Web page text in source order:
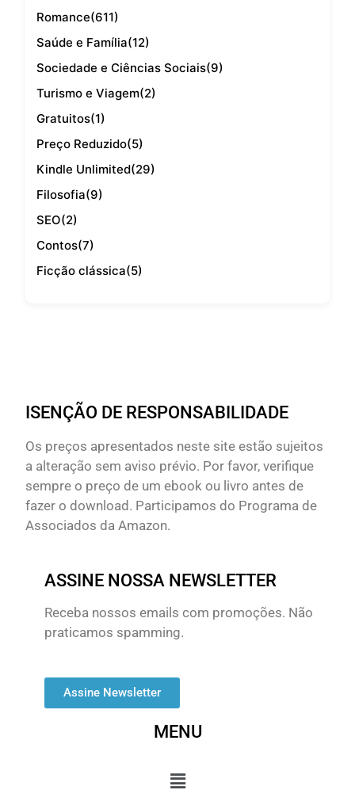
Romance(611)
Saúde e Família(12)
Sociedade e Ciências Sociais(9)
Turismo e Viagem(2)
Gratuitos(1)
Preço Reduzido(5)
Kindle Unlimited(29)
Filosofia(9)
SEO(2)
Contos(7)
Ficção clássica(5)
ISENÇÃO DE RESPONSABILIDADE
Os preços apresentados neste site estão sujeitos
a alteração sem aviso prévio. Por favor, verifique
sempre o preço de um ebook ou livro antes de
fazer o download. Participamos do Programa de
Associados da Amazon.
ASSINE NOSSA NEWSLETTER
Receba nossos emails com promoções. Não
praticamos spamming.
Assine Newsletter
MENU